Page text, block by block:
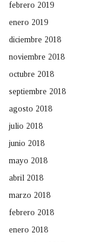
febrero 2019
enero 2019
diciembre 2018
noviembre 2018
octubre 2018
septiembre 2018
agosto 2018
julio 2018
junio 2018
mayo 2018
abril 2018
marzo 2018
febrero 2018
enero 2018